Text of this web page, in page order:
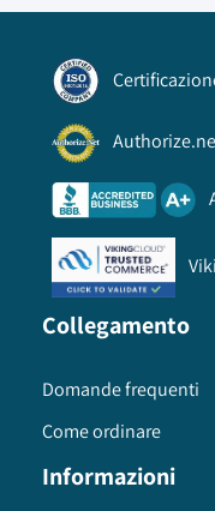
Collegamento
Domande frequenti
Come ordinare
Informazioni